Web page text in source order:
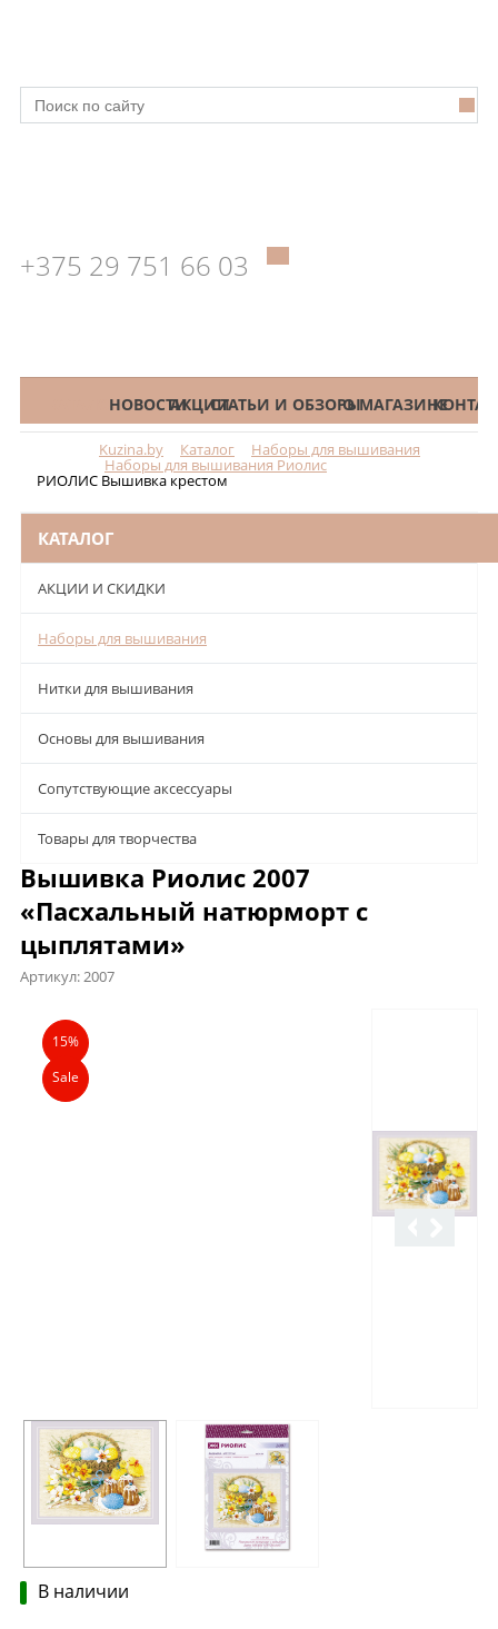
+375 29 751 66 03
КАТАЛОГНОВОСТИАКЦИИСТАТЬИ И ОБЗОРЫО МАГАЗИНЕ
Kuzina.by Каталог Наборы для вышивания
Наборы для вышивания Риолис
РИОЛИС Вышивка крестом
КАТАЛОГ
АКЦИИ И СКИДКИ
Наборы для вышивания
Нитки для вышивания
Основы для вышивания
Сопутствующие аксессуары
Товары для творчества
Вышивка Риолис 2007
«Пасхальный натюрморт с
цыплятами»
Артикул:2007
Описание
15%
Sale
В наличии